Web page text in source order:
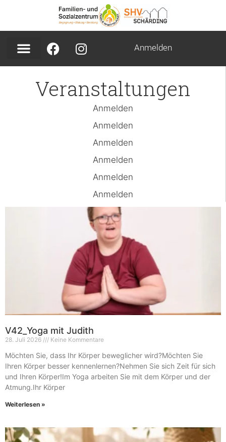
Anmelden
Veranstaltungen
Anmelden
Anmelden
Anmelden
Anmelden
Anmelden
Anmelden
V42_Yoga mit Judith
28. Juli 2026 Keine Kommentare
Möchten Sie, dass Ihr Körper beweglicher wird?Möchten Sie
Ihren Körper besser kennenlernen?Nehmen Sie sich Zeit für sich
und Ihren Körper!Im Yoga arbeiten Sie mit dem Körper und der
Atmung.Ihr Körper
Weiterlesen »